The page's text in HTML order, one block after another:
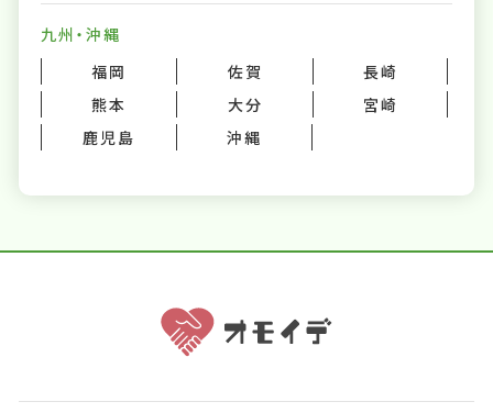
九州・沖縄
福岡
佐賀
長崎
熊本
大分
宮崎
鹿児島
沖縄